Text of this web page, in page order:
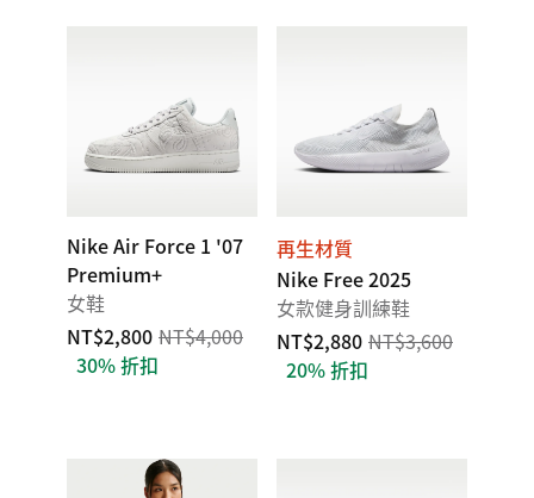
Nike Air Force 1 '07
Premium+
女鞋
NT$2,800 NT$4,000
30% 折扣
再生材質
Nike Free 2025
女款健身訓練鞋
NT$2,880 NT$3,600
20% 折扣